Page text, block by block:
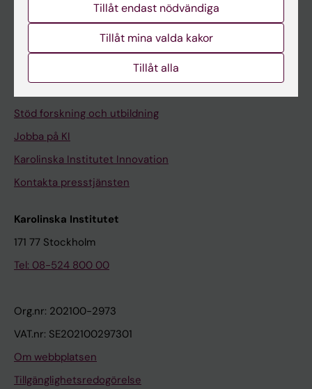
Medarbetarportalen
Stöd forskning och utbildning
Jobba på KI
Karolinska Institutet Innovation
Kontakta presstjänsten
Karolinska Institutet
171 77 Stockholm
Tel: 08-524 800 00
Org.nr: 202100-2973
VAT.nr: SE202100297301
Om webbplatsen
Tillgänglighetsredogörelse
Tillåt endast nödvändiga
Tillåt mina valda kakor
Tillåt alla